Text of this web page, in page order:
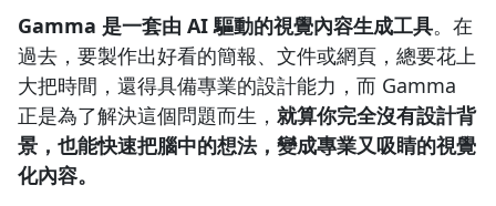
智慧圖表與版面：不用再自己拉形狀跟箭頭
Gamma 怎麼用？從註冊到生成第一份簡報
Gamma 與其他 AI 簡報工具的比較
Gamma vs. PowerPoint / Google Slides
Gamma vs. Canva
Gamma 是一套由 AI 驅動的視覺內容生成工具。在
過去，要製作出好看的簡報、文件或網頁，總要花上
大把時間，還得具備專業的設計能力，而 Gamma
正是為了解決這個問題而生， 就算你完全沒有設計背
景，也能快速把腦中的想法，變成專業又吸睛的視覺
化內容。